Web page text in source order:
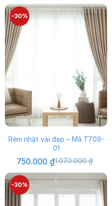
-30%
Rèm nhật vải đẹp – Mã T709-
01
1.070.000₫
Giá
1.070.000 ₫.
750.000₫Giá
là:
750.000 ₫.
-30%